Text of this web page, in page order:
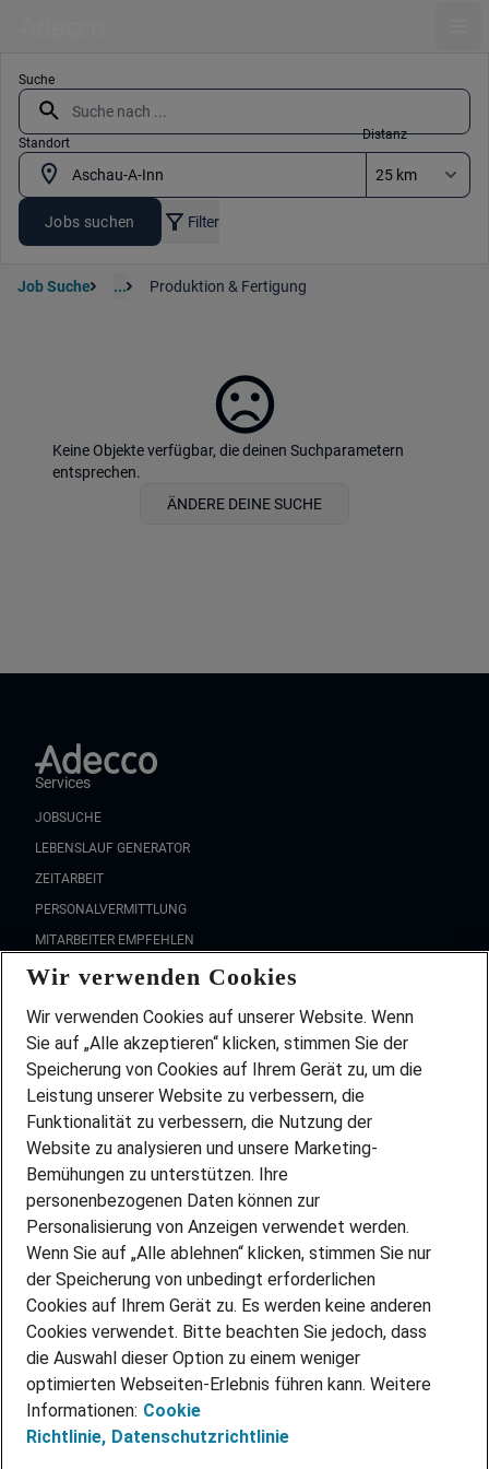
Suche
Standort
Distanz
Jobs suchen Filter
Job Suche ... Produktion & Fertigung
Keine Objekte verfügbar, die deinen Suchparametern
entsprechen.
ÄNDERE DEINE SUCHE
Services
JOBSUCHE
LEBENSLAUF GENERATOR
ZEITARBEIT
PERSONALVERMITTLUNG
MITARBEITER EMPFEHLEN
FAQ
Wir stellen ein!
DEINE BERUFSGRUPPE
DEINE LEBENSSITUATION
PARTNERSHIP WITH AIRBUS
INITIATIV BEWERBEN
ÜBER UNS
STANDORTE
BLOG
PRESSE
KONTAKT
@Adecco 2026
IMPRESSUM
DATENSCHUTZ
Wir verwenden Cookies
Wir verwenden Cookies auf unserer Website. Wenn
Sie auf „Alle akzeptieren“ klicken, stimmen Sie der
Speicherung von Cookies auf Ihrem Gerät zu, um die
Leistung unserer Website zu verbessern, die
Funktionalität zu verbessern, die Nutzung der
Website zu analysieren und unsere Marketing-
Bemühungen zu unterstützen. Ihre
personenbezogenen Daten können zur
Personalisierung von Anzeigen verwendet werden.
Wenn Sie auf „Alle ablehnen“ klicken, stimmen Sie nur
der Speicherung von unbedingt erforderlichen
Cookies auf Ihrem Gerät zu. Es werden keine anderen
Cookies verwendet. Bitte beachten Sie jedoch, dass
die Auswahl dieser Option zu einem weniger
optimierten Webseiten-Erlebnis führen kann. Weitere
Informationen: Cookie
Richtlinie, Datenschutzrichtlinie